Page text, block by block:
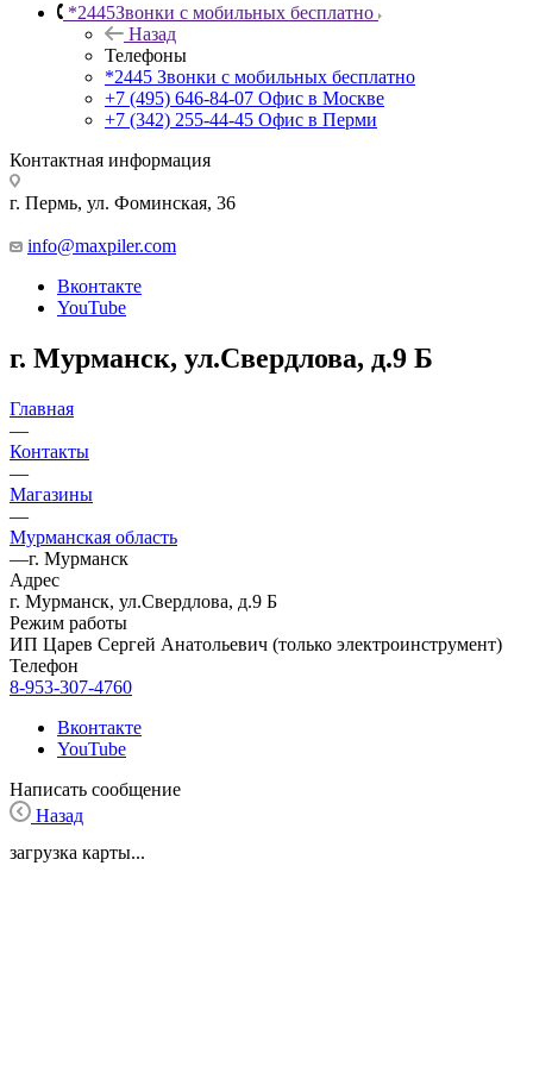
*2445Звонки с мобильных бесплатно
Назад
Телефоны
*2445 Звонки с мобильных бесплатно
+7 (495) 646-84-07 Офис в Москве
+7 (342) 255-44-45 Офис в Перми
Контактная информация
г. Пермь, ул. Фоминская, 36
info@maxpiler.com
Вконтакте
YouTube
г. Мурманск, ул.Свердлова, д.9 Б
Главная
—
Контакты
—
Магазины
—
Мурманская область
—г. Мурманск
Адрес
г. Мурманск, ул.Свердлова, д.9 Б
Режим работы
ИП Царев Сергей Анатольевич (только электроинструмент)
Телефон
8-953-307-4760
Вконтакте
YouTube
Написать сообщение
Назад
загрузка карты...